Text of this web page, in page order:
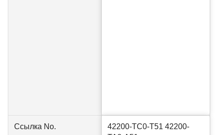
Ссылка No.
42200-TC0-T51 42200-